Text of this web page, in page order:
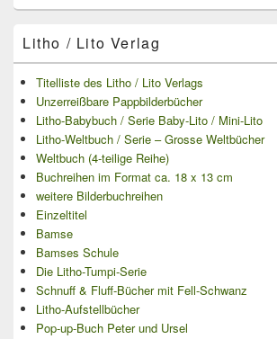
Bereich
Litho / Lito Verlag
Titelliste des Litho / Lito Verlags
Unzerreißbare Pappbilderbücher
Litho-Babybuch / Serie Baby-Lito / Mini-Lito
Litho-Weltbuch / Serie – Grosse Weltbücher
Weltbuch (4-teilige Reihe)
Buchreihen im Format ca. 18 x 13 cm
weitere Bilderbuchreihen
Einzeltitel
Bamse
Bamses Schule
Die Litho-Tumpi-Serie
Schnuff & Fluff-Bücher mit Fell-Schwanz
Litho-Aufstellbücher
Pop-up-Buch Peter und Ursel